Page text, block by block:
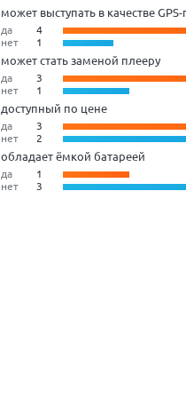
может выступать в качестве
да
4
нет
1
может стать заменой плееру
да
3
нет
1
доступный по цене
да
3
нет
2
обладает ёмкой батареей
да
1
нет
3